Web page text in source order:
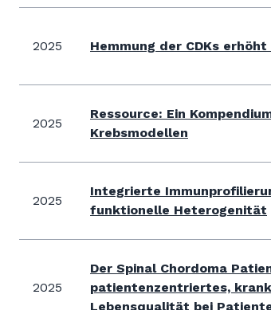
2025 Hemmung der CDKs
2025
Ressource: Ein
Krebsmodellen
2025
Integrierte
funktionelle Heterogenität
2025
Der Spinal Chordoma
patientenzentriertes,
Lebensqualität bei